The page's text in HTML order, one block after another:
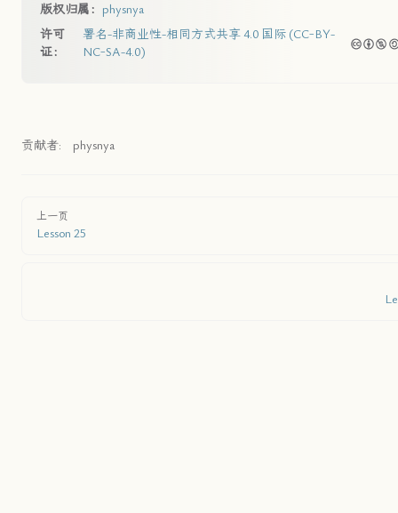
版权归属： physnya
许可
证：
署名-非商业性-相同方式共享 4.0 国际 (CC-BY-
NC-SA-4.0)
贡献者: physnya
上一页
Lesson 25